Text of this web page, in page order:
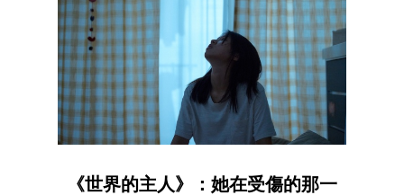
《世界的主人》：她在受傷的那一